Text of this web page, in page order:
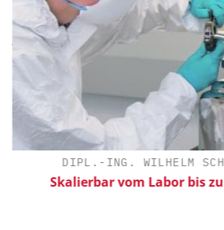
DIPL.-ING. WILHELM
Skalierbar vom Labor bis